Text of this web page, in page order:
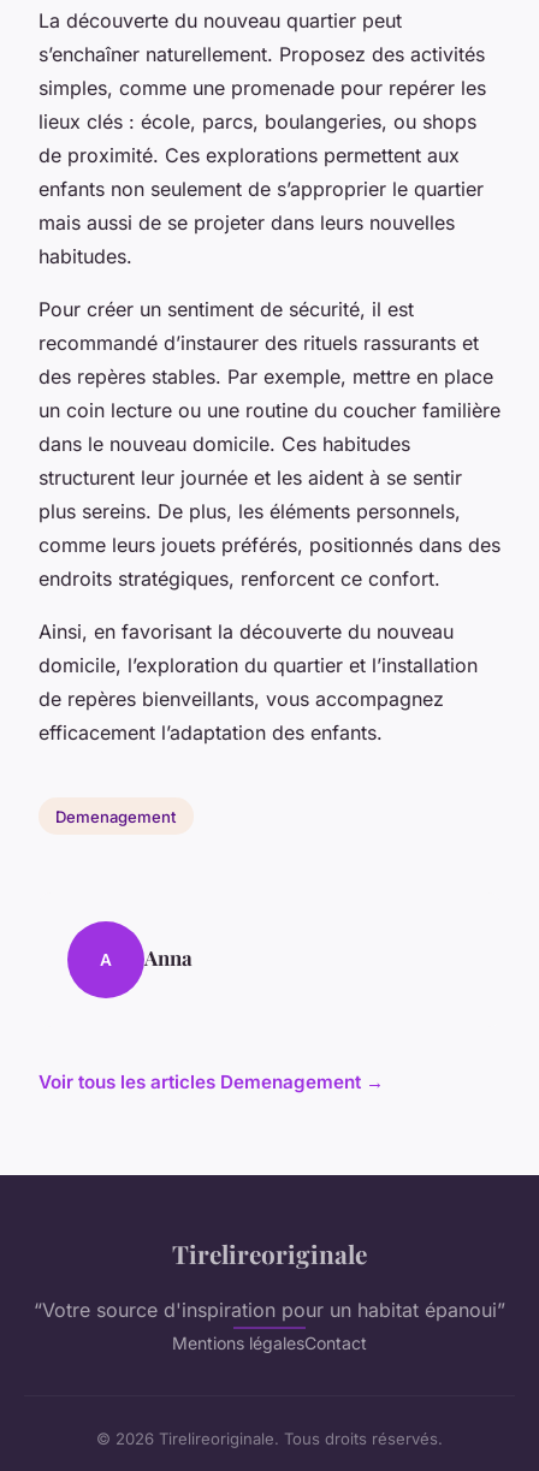
La découverte du nouveau quartier peut
s’enchaîner naturellement. Proposez des activités
simples, comme une promenade pour repérer les
lieux clés : école, parcs, boulangeries, ou shops
de proximité. Ces explorations permettent aux
enfants non seulement de s’approprier le quartier
mais aussi de se projeter dans leurs nouvelles
habitudes.
Pour créer un sentiment de sécurité, il est
recommandé d’instaurer des rituels rassurants et
des repères stables. Par exemple, mettre en place
un coin lecture ou une routine du coucher familière
dans le nouveau domicile. Ces habitudes
structurent leur journée et les aident à se sentir
plus sereins. De plus, les éléments personnels,
comme leurs jouets préférés, positionnés dans des
endroits stratégiques, renforcent ce confort.
Ainsi, en favorisant la découverte du nouveau
domicile, l’exploration du quartier et l’installation
de repères bienveillants, vous accompagnez
efficacement l’adaptation des enfants.
Demenagement
A Anna
Voir tous les articles Demenagement →
Tirelireoriginale
“Votre source d'inspiration pour un habitat épanoui”
Mentions légalesContact
© 2026 Tirelireoriginale. Tous droits réservés.